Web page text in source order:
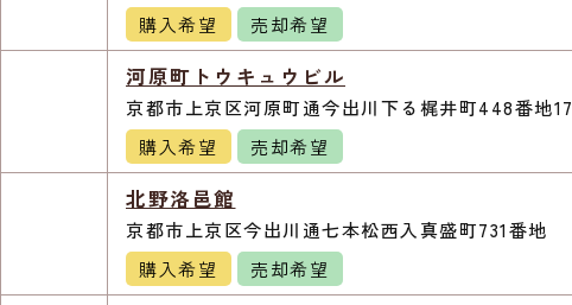
購入希望
売却希望
河原町トウキュウビル
京都市上京区河原町通今出川下る梶井町448番地17
購入希望
売却希望
北野洛邑館
京都市上京区今出川通七本松西入真盛町731番地
購入希望
売却希望